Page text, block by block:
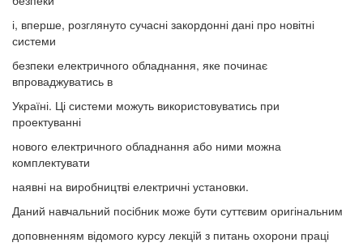
і, вперше, розглянуто сучасні закордонні дані про новітні
системи
безпеки електричного обладнання, яке починає
впроваджуватись в
Україні. Ці системи можуть використовуватись при
проектуванні
нового електричного обладнання або ними можна
комплектувати
наявні на виробництві електричні установки.
Даний навчальний посібник може бути суттєвим оригінальним
доповненням відомого курсу лекцій з питань охорони праці